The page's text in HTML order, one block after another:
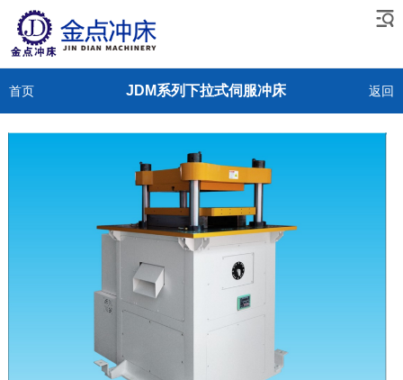
首页 返回
JDM系列下拉式伺服冲床